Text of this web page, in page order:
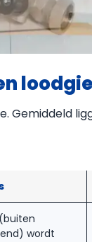
Gemiddeld
wordt